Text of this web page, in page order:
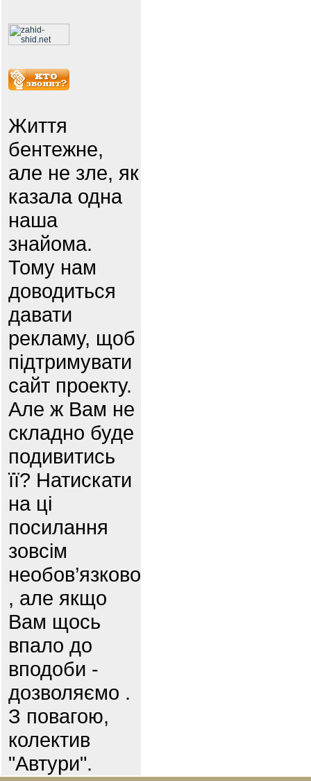
Життя
бентежне,
але не зле, як
казала одна
наша
знайома.
Тому нам
доводиться
давати
рекламу, щоб
підтримувати
сайт проекту.
Але ж Вам не
складно буде
подивитись
її? Натискати
на ці
посилання
зовсім
необов’язково
, але якщо
Вам щось
впало до
вподоби -
дозволяємо .
З повагою,
колектив
"Автури".